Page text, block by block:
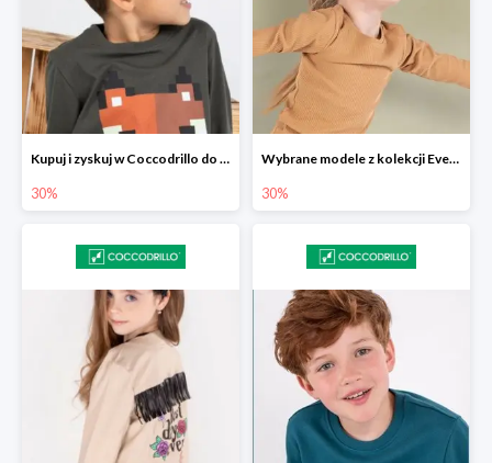
Kupuj i zyskuj w Coccodrillo do -30%
30%
Wybrane modele z kolekcji Everyday w Coccodrillo -30%
30%